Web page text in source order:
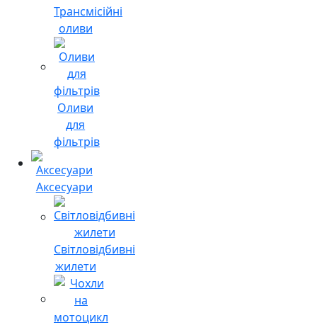
Трансмісійні
оливи
Оливи
для
фільтрів
Аксесуари
Світловідбивні
жилети